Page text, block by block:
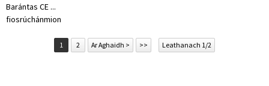
Barántas CE ...
fiosrúchánmion
1 2 Ar Aghaidh > >> Leathanach 1/2